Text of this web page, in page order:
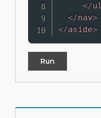
</ul
</nav>
</aside>
Run